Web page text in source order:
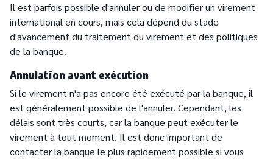
Il est parfois possible d'annuler ou de modifier un virement
international en cours, mais cela dépend du stade
d'avancement du traitement du virement et des politiques
de la banque.
Annulation avant exécution
Si le virement n'a pas encore été exécuté par la banque, il
est généralement possible de l'annuler. Cependant, les
délais sont très courts, car la banque peut exécuter le
virement à tout moment. Il est donc important de
contacter la banque le plus rapidement possible si vous